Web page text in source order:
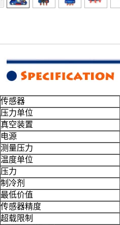
传感器
压力单位
真空装置
电源
测量压力
温度单位
压力
制冷剂
最低价值
传感器精度
超载限制